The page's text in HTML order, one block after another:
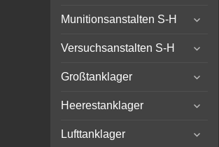
menu
Munitionsanstalten S-H
expand
menu
Versuchsanstalten S-H
expand
menu
Großtanklager
expand
menu
Heerestanklager
expand
menu
Lufttanklager
expand